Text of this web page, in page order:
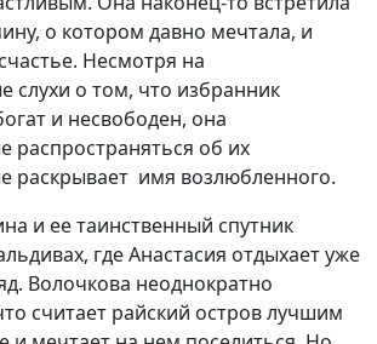
о котором давно мечтала, и
Несмотря на
слухи о том, что избранник
и несвободен, она
распространяться об их
раскрывает имя возлюбленного.
и ее таинственный спутник
где Анастасия отдыхает уже
Волочкова неоднократно
считает райский остров лучшим